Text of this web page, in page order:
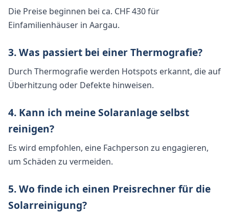
Die Preise beginnen bei ca. CHF 430 für
Einfamilienhäuser in Aargau.
3. Was passiert bei einer Thermografie?
Durch Thermografie werden Hotspots erkannt, die auf
Überhitzung oder Defekte hinweisen.
4. Kann ich meine Solaranlage selbst
reinigen?
Es wird empfohlen, eine Fachperson zu engagieren,
um Schäden zu vermeiden.
5. Wo finde ich einen Preisrechner für die
Solarreinigung?